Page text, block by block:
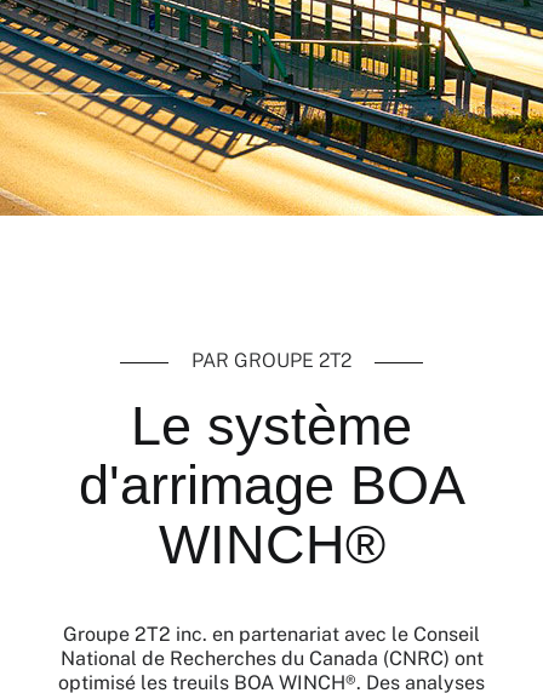
PAR GROUPE 2T2
Le système
d'arrimage BOA
WINCH®
Groupe 2T2 inc. en partenariat avec le Conseil
National de Recherches du Canada (CNRC) ont
optimisé les treuils BOA WINCH®. Des analyses